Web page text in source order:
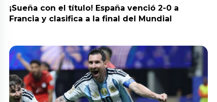
¡Sueña con el título! España venció 2-0 a
Francia y clasifica a la final del Mundial